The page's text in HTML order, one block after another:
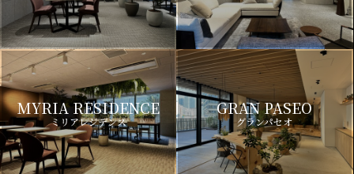
MYRIA RESIDENCE
ミリアレジデンス
GRAN PASEO
グランパセオ